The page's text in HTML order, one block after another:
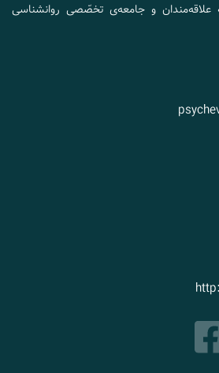
و جامعه‌ی تخصّصی روانشناسی